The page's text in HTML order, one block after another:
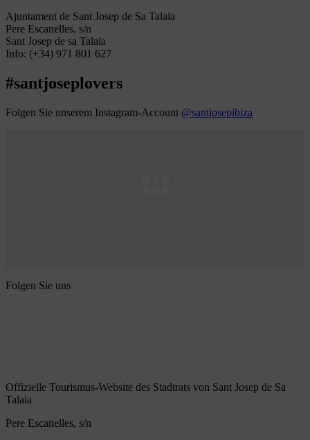
Ajuntament de Sant Josep de Sa Talaia
Pere Escanelles, s/n
Sant Josep de sa Talaia
Info: (+34) 971 801 627
#santjoseplovers
Folgen Sie unserem Instagram-Account @santjosepibiza
Folgen Sie uns
Offizielle Tourismus-Website des Stadtrats von Sant Josep de Sa
Talaia
Pere Escanelles, s/n